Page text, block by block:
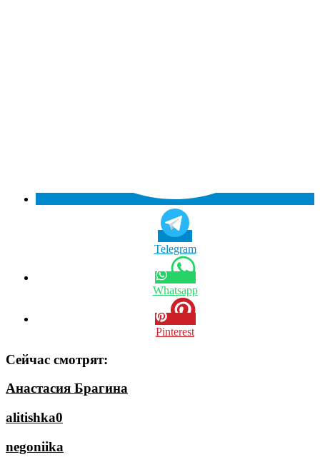
Telegram
Whatsapp
Pinterest
Сейчас смотрят:
Анастасия Брагина
alitishka0
negoniika